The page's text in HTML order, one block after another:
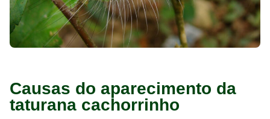
Causas do aparecimento da
taturana cachorrinho